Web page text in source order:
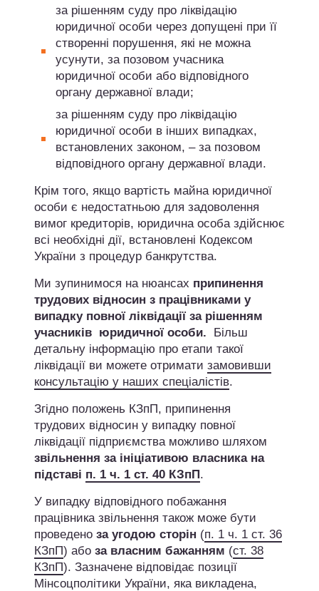
за рішенням суду про ліквідацію
юридичної особи через допущені при її
створенні порушення, які не можна
усунути, за позовом учасника
юридичної особи або відповідного
органу державної влади;
за рішенням суду про ліквідацію
юридичної особи в інших випадках,
встановлених законом, – за позовом
відповідного органу державної влади.
Крім того, якщо вартість майна юридичної
особи є недостатньою для задоволення
вимог кредиторів, юридична особа здійснює
всі необхідні дії, встановлені Кодексом
України з процедур банкрутства.
Ми зупинимося на нюансах припинення
трудових відносин з працівниками у
випадку повної ліквідації за рішенням
учасників юридичної особи. Більш
детальну інформацію про етапи такої
ліквідації ви можете отримати замовивши
консультацію у наших спеціалістів.
Згідно положень КЗпП, припинення
трудових відносин у випадку повної
ліквідації підприємства можливо шляхом
звільнення за ініціативою власника на
підставі п. 1 ч. 1 ст. 40 КЗпП.
У випадку відповідного побажання
працівника звільнення також може бути
проведено за угодою сторін (п. 1 ч. 1 ст. 36
КЗпП) або за власним бажанням (ст. 38
КЗпП). Зазначене відповідає позиції
Мінсоцполітики України, яка викладена,